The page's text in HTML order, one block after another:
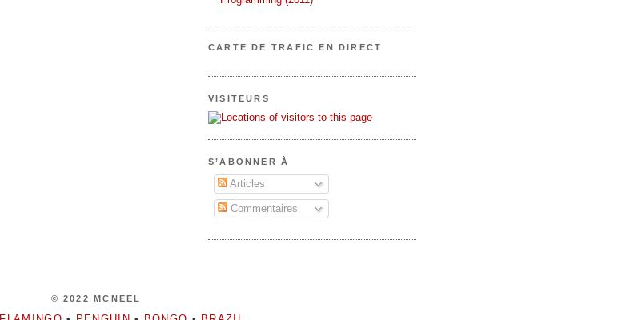
CARTE DE TRAFIC EN DIRECT
VISITEURS
S’ABONNER À
Articles
Commentaires
© 2022 MCNEEL